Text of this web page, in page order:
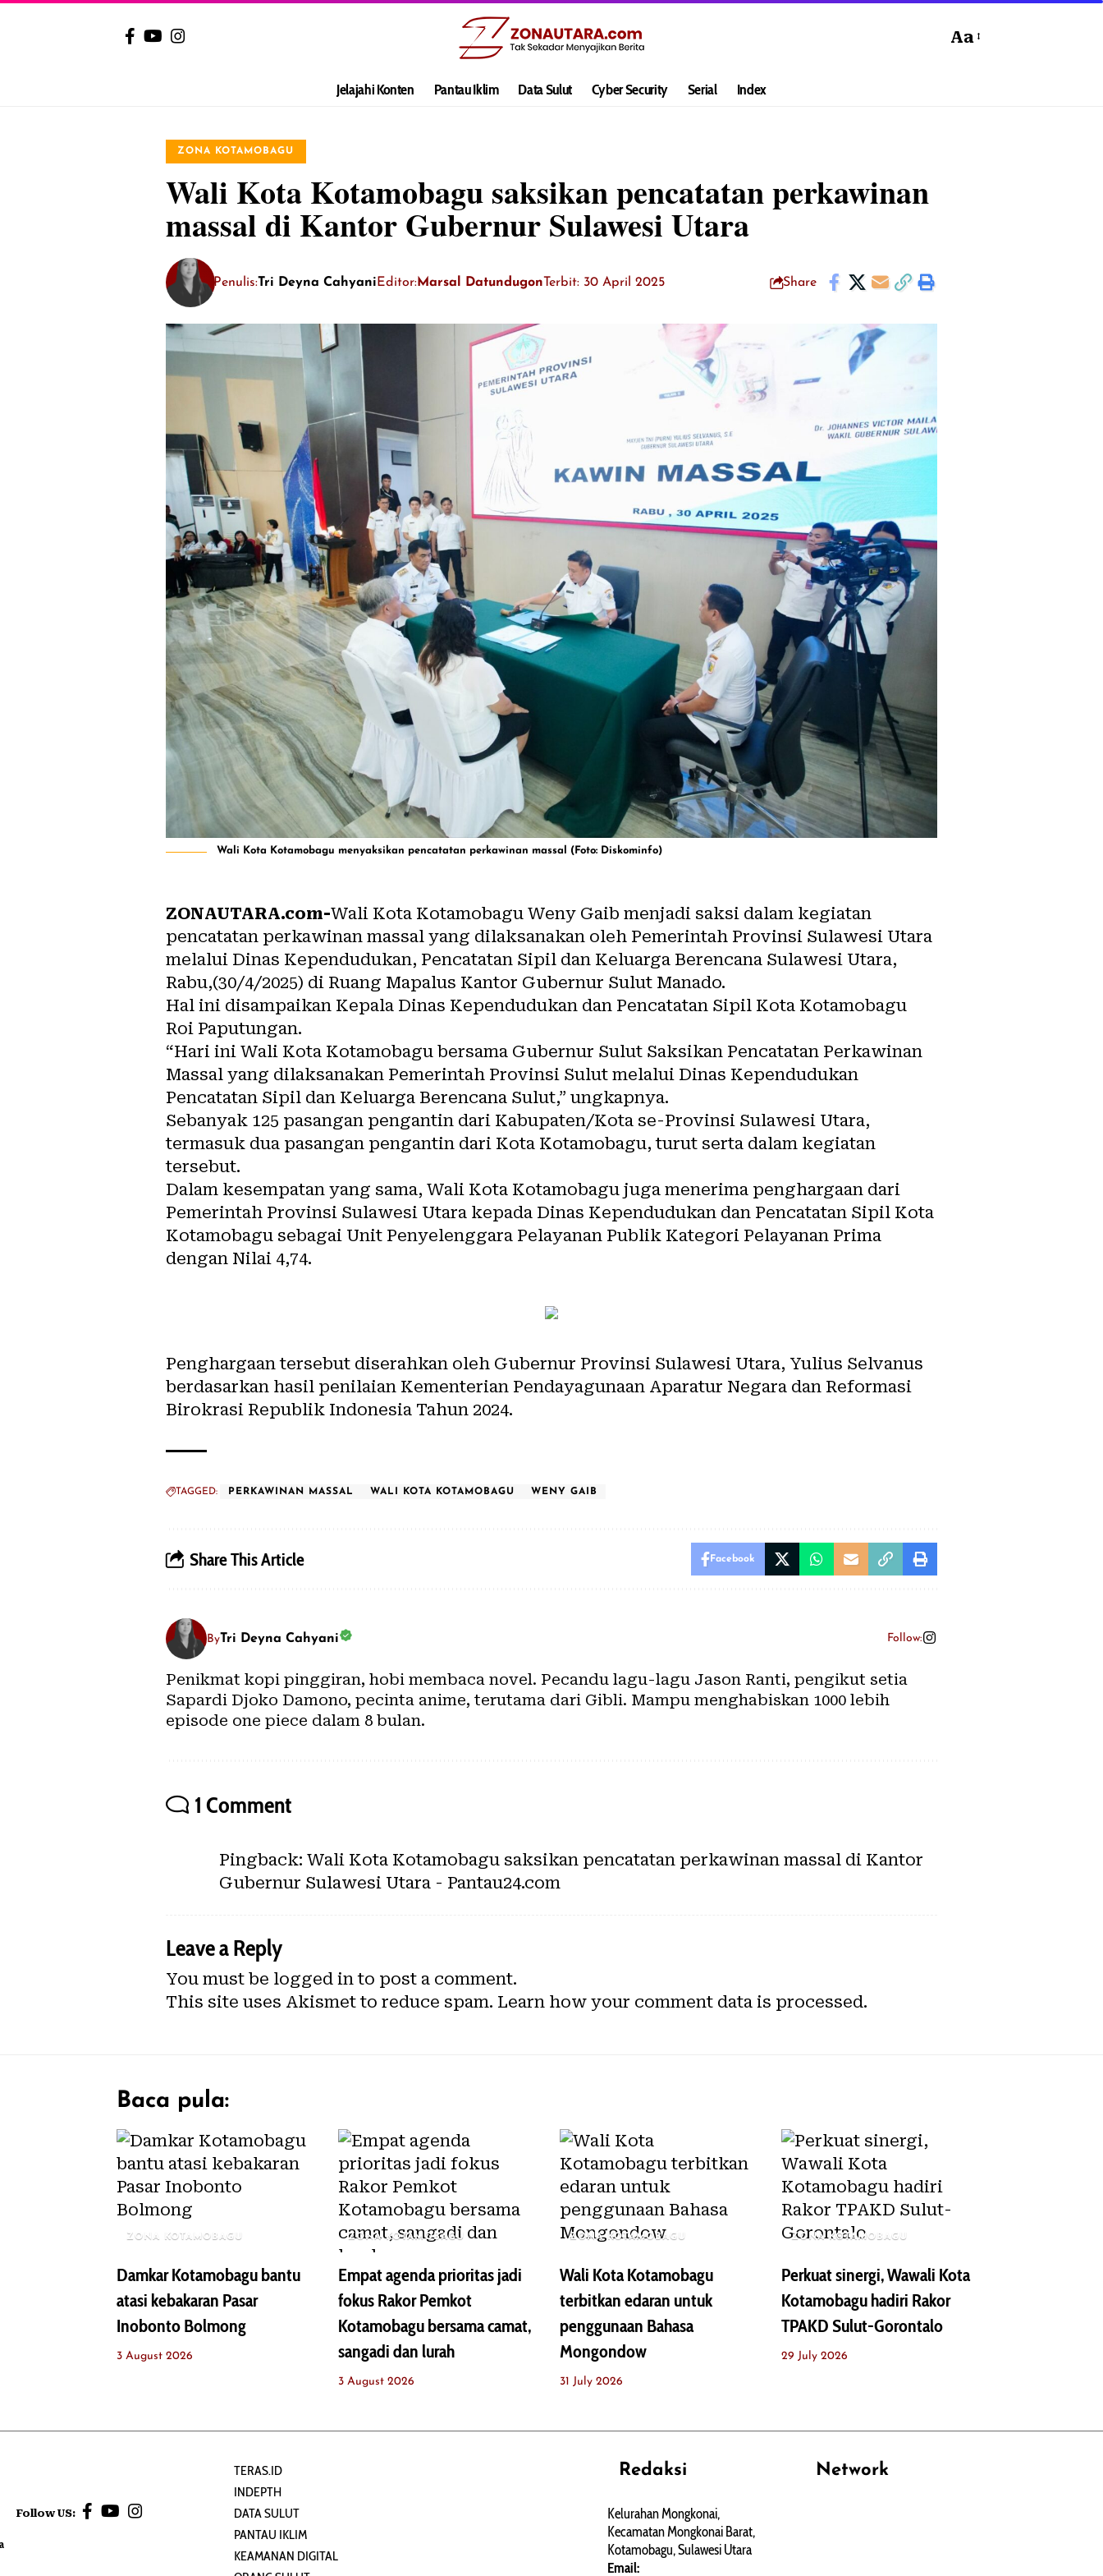
Aa
Jelajahi Konten Pantau Iklim Data Sulut Cyber Security Serial Index
ZONA KOTAMOBAGU
Wali Kota Kotamobagu saksikan pencatatan perkawinan
massal di Kantor Gubernur Sulawesi Utara
Penulis:Tri Deyna Cahyani Editor:Marsal Datundugon Terbit: 30 April 2025 Share
Wali Kota Kotamobagu menyaksikan pencatatan perkawinan massal (Foto: Diskominfo)
ZONAUTARA.com-Wali Kota Kotamobagu Weny Gaib menjadi saksi dalam kegiatan
pencatatan perkawinan massal yang dilaksanakan oleh Pemerintah Provinsi Sulawesi Utara
melalui Dinas Kependudukan, Pencatatan Sipil dan Keluarga Berencana Sulawesi Utara,
Rabu,(30/4/2025) di Ruang Mapalus Kantor Gubernur Sulut Manado.
Hal ini disampaikan Kepala Dinas Kependudukan dan Pencatatan Sipil Kota Kotamobagu
Roi Paputungan.
“Hari ini Wali Kota Kotamobagu bersama Gubernur Sulut Saksikan Pencatatan Perkawinan
Massal yang dilaksanakan Pemerintah Provinsi Sulut melalui Dinas Kependudukan
Pencatatan Sipil dan Keluarga Berencana Sulut,” ungkapnya.
Sebanyak 125 pasangan pengantin dari Kabupaten/Kota se-Provinsi Sulawesi Utara,
termasuk dua pasangan pengantin dari Kota Kotamobagu, turut serta dalam kegiatan
tersebut.
Dalam kesempatan yang sama, Wali Kota Kotamobagu juga menerima penghargaan dari
Pemerintah Provinsi Sulawesi Utara kepada Dinas Kependudukan dan Pencatatan Sipil Kota
Kotamobagu sebagai Unit Penyelenggara Pelayanan Publik Kategori Pelayanan Prima
dengan Nilai 4,74.
Penghargaan tersebut diserahkan oleh Gubernur Provinsi Sulawesi Utara, Yulius Selvanus
berdasarkan hasil penilaian Kementerian Pendayagunaan Aparatur Negara dan Reformasi
Birokrasi Republik Indonesia Tahun 2024.
TAGGED: PERKAWINAN MASSAL WALI KOTA KOTAMOBAGU WENY GAIB
Share This Article Facebook
ByTri Deyna Cahyani Follow:
Penikmat kopi pinggiran, hobi membaca novel. Pecandu lagu-lagu Jason Ranti, pengikut setia
Sapardi Djoko Damono, pecinta anime, terutama dari Gibli. Mampu menghabiskan 1000 lebih
episode one piece dalam 8 bulan.
1 Comment
Pingback: Wali Kota Kotamobagu saksikan pencatatan perkawinan massal di Kantor
Gubernur Sulawesi Utara - Pantau24.com
Leave a Reply
You must be logged into post a comment.
This site uses Akismet to reduce spam. Learn how your comment data is processed.
Baca pula:
ZONA KOTAMOBAGU
Damkar Kotamobagu bantu
atasi kebakaran Pasar
Inobonto Bolmong
3 August 2026
ZONA KOTAMOBAGU
Empat agenda prioritas jadi
fokus Rakor Pemkot
Kotamobagu bersama camat,
sangadi dan lurah
3 August 2026
ZONA KOTAMOBAGU
Wali Kota Kotamobagu
terbitkan edaran untuk
penggunaan Bahasa
Mongondow
31 July 2026
ZONA KOTAMOBAGU
Perkuat sinergi, Wawali Kota
Kotamobagu hadiri Rakor
TPAKD Sulut-Gorontalo
29 July 2026
Follow US:
TERAS.ID
INDEPTH
DATA SULUT
PANTAU IKLIM
KEAMANAN DIGITAL
Redaksi
Kelurahan Mongkonai,
Kecamatan Mongkonai Barat,
Kotamobagu, Sulawesi Utara
Email:
Network